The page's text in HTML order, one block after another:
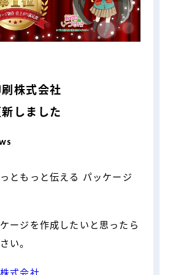
株式会社
しました
ともっと伝える パッケージ
ージを作成したいと思ったら
い。
式会社